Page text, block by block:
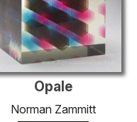
Opale
Norman Zammitt